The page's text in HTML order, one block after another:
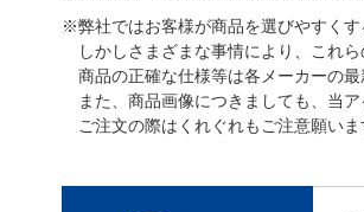
※弊社ではお客様が商品を選びやすくす
しかしさまざまな事情により、これ
商品の正確な仕様等は各メーカーの
また、商品画像につきましても、当
ご注文の際はくれぐれもご注意願い